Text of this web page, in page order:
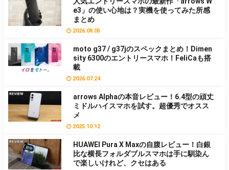
e3」の使い心地は？実機を使ってみた所感
まとめ
2026.08.05
moto g37 / g37jのスペックまとめ！Dimen
sity 6300のエントリースマホ！FeliCaも搭
載
2026.07.24
arrows Alphaの本音レビュー！6.4型の頑丈
ミドルハイスマホを試す。超優秀でオスス
メ
2025.10.12
HUAWEI Pura X Maxの自腹レビュー！白銀
比な横長フォルダブルスマホは手に馴染ん
で楽しいけれど、クセはある